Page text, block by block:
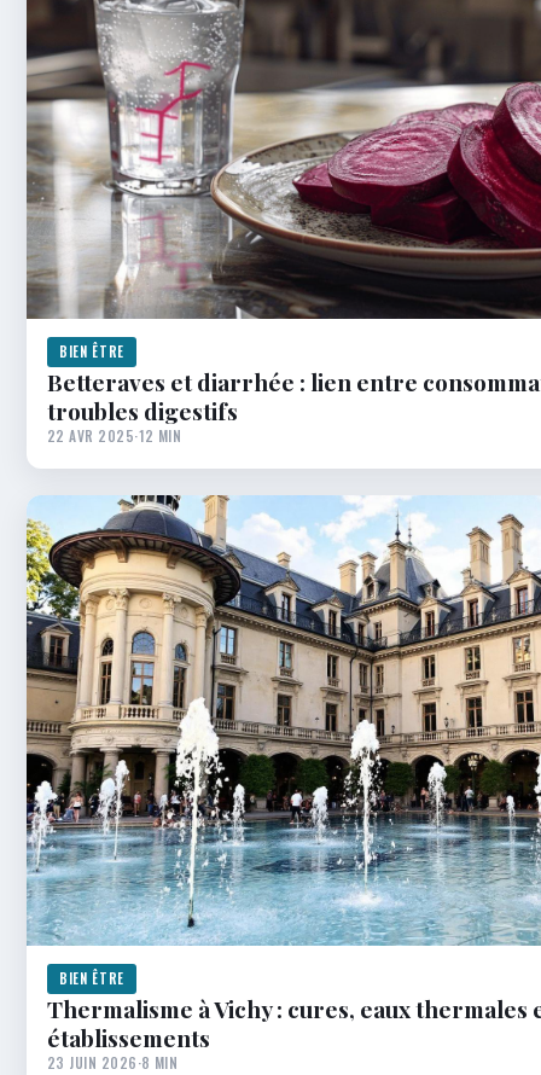
BIEN ÊTRE
Betteraves et diarrhée : lien entre
troubles digestifs
22 AVR 2025·12 MIN
BIEN ÊTRE
Thermalisme à Vichy : cures, eaux thermales
établissements
23 JUIN 2026·8 MIN